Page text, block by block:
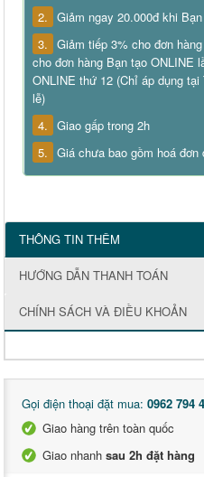
2. Giảm ngay 20.000đ khi
3. Giảm tiếp 3% cho đơn
cho đơn hàng Bạn tạo ONLINE
ONLINE thứ 12 (Chỉ áp dụng
lễ)
4. Giao gấp trong 2h
5. Giá chưa bao gồm hoá đơn
THÔNG TIN THÊM
HƯỚNG DẪN THANH TOÁN
CHÍNH SÁCH VÀ ĐIỀU KHOẢN
Gọi điện thoại đặt mua: 0962 794
Giao hàng trên toàn quốc
Giao nhanh sau 2h đặt hàng